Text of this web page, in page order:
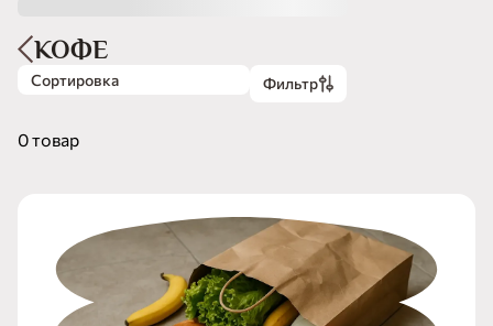
КОФЕ
Сортировка Фильтр
0 товар